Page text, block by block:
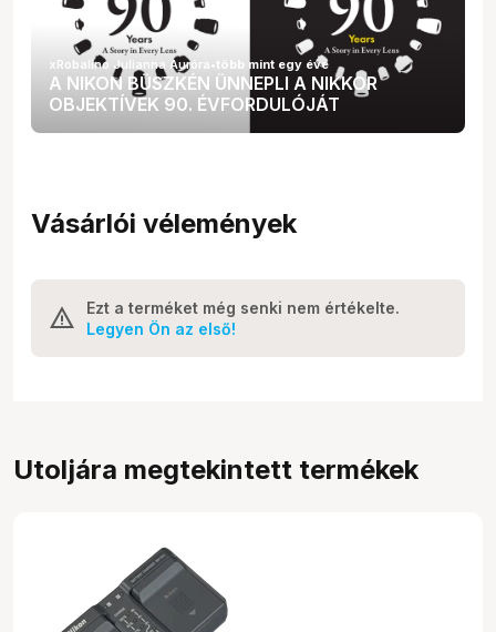
A NIKON BÜSZKÉN ÜNNEPLI A NIKKOR
OBJEKTÍVEK 90. ÉVFORDULÓJÁT
xRobalino Julianna Auróra•több mint egy éve
Vásárlói vélemények
Ezt a terméket még senki nem értékelte.
Legyen Ön az első!
Utoljára megtekintett termékek